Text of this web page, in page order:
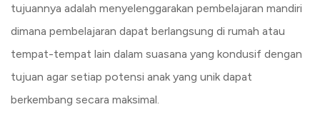
tujuannya adalah menyelenggarakan pembelajaran mandiri
dimana pembelajaran dapat berlangsung di rumah atau
tempat-tempat lain dalam suasana yang kondusif dengan
tujuan agar setiap potensi anak yang unik dapat
berkembang secara maksimal.